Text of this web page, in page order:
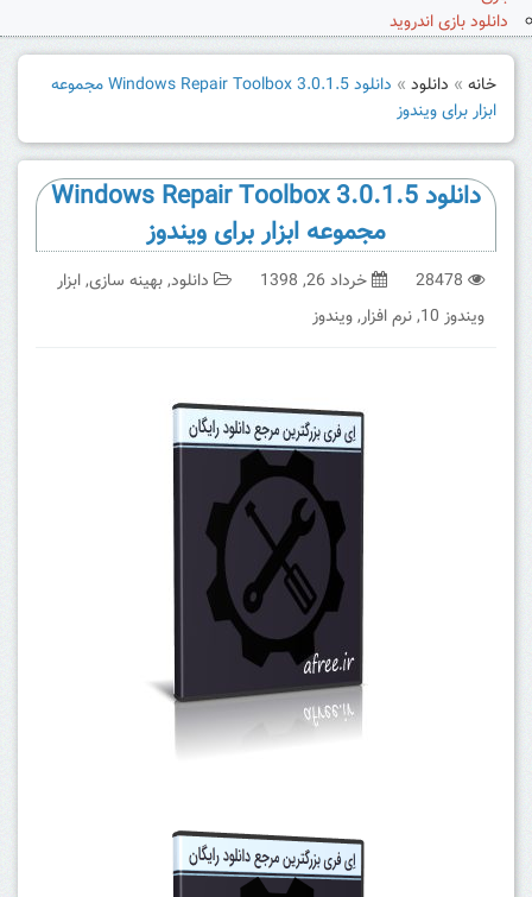
دانلود بازی اندروید
خانه » دانلود »
دانلود Windows Repair Toolbox 3.0.1.5 مجموعه
ابزار برای ویندوز
دانلود Windows Repair Toolbox 3.0.1.5
مجموعه ابزار برای ویندوز
28478 خرداد 26, 1398 دانلود,بهینه سازی,ابزار
ویندوز 10
,نرم افزار,ویندوز